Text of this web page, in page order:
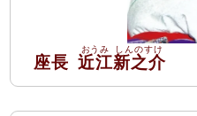
座長 近江新之介